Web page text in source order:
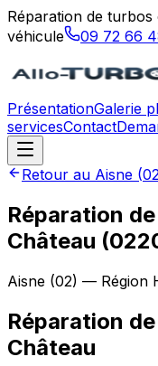
Réparation de
véhicule
09 72 66
PrésentationGalerie
servicesContact
Retour au Aisne (
Réparation
Château
Aisne (02) — Région
Réparation
Château